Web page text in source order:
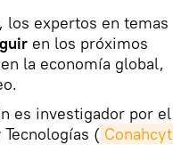
los expertos en temas
en los próximos
la economía global,
es investigador por el
( Conahcyt